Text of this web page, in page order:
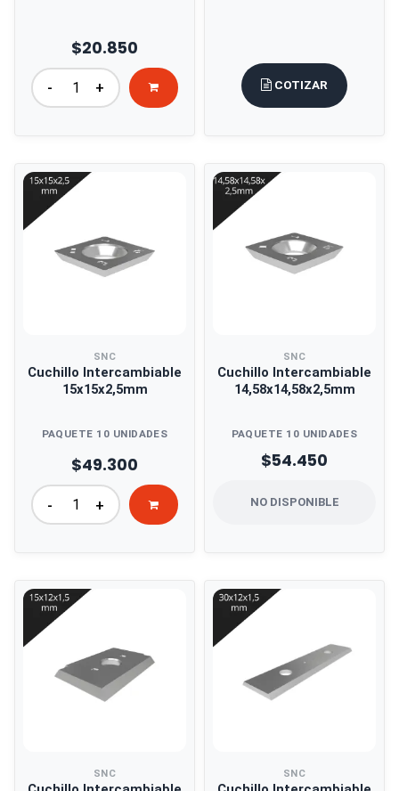
$20.850
- + COTIZAR
SNC
Cuchillo Intercambiable
15x15x2,5mm
PAQUETE 10 UNIDADES
$49.300
- +
SNC
Cuchillo Intercambiable
14,58x14,58x2,5mm
PAQUETE 10 UNIDADES
$54.450
NO DISPONIBLE
SNC SNC